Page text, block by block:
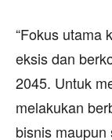
“Fokus utama
eksis dan
2045. Untuk
melakukan
bisnis maupun